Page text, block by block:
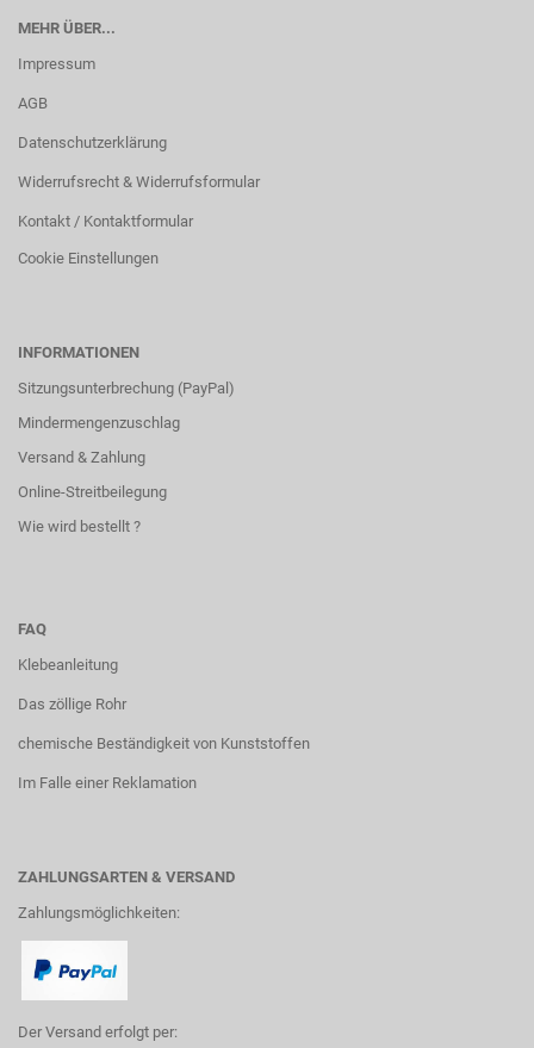
MEHR ÜBER...
Impressum
AGB
Datenschutzerklärung
Widerrufsrecht & Widerrufsformular
Kontakt / Kontaktformular
Cookie Einstellungen
INFORMATIONEN
Sitzungsunterbrechung (PayPal)
Mindermengenzuschlag
Versand & Zahlung
Online-Streitbeilegung
Wie wird bestellt ?
FAQ
Klebeanleitung
Das zöllige Rohr
chemische Beständigkeit von Kunststoffen
Im Falle einer Reklamation
ZAHLUNGSARTEN & VERSAND
Zahlungsmöglichkeiten:
Der Versand erfolgt per: